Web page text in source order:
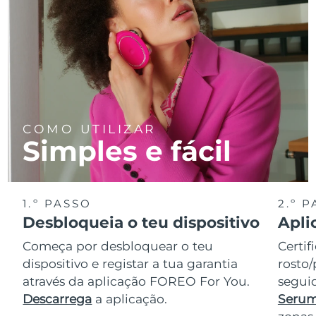
COMO UTILIZAR
Simples e fácil
1.º PASSO
Desbloqueia o teu dispositivo
Começa por desbloquear o teu
dispositivo e registar a tua garantia
através da aplicação FOREO For You.
Descarrega a aplicação.
2.º
rosto/